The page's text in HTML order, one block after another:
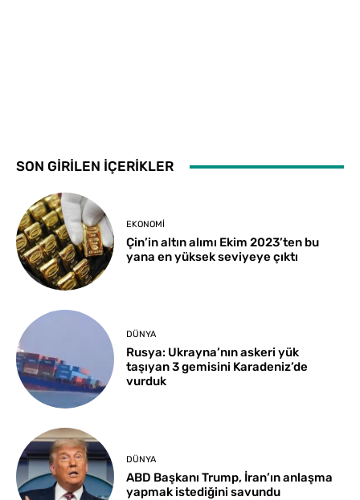
SON GİRİLEN İÇERİKLER
EKONOMI
Çin’in altın alımı Ekim 2023’ten bu
yana en yüksek seviyeye çıktı
DÜNYA
Rusya: Ukrayna’nın askeri yük
taşıyan 3 gemisini Karadeniz’de
vurduk
DÜNYA
ABD Başkanı Trump, İran’ın anlaşma
yapmak istediğini savundu